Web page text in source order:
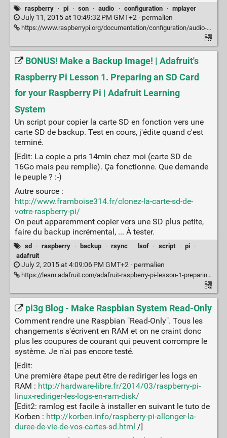
raspberry · pi · son · audio · configuration · mplayer
July 11, 2015 at 10:49:32 PM GMT+2 · permalien
https://www.raspberrypi.org/documentation/configuration/audio-config.md
BONUS! Make a Backup Image! | Adafruit's
Raspberry Pi Lesson 1. Preparing an SD Card
for your Raspberry Pi | Adafruit Learning
System
Un script pour copier la carte SD en fonction vers une
carte SD de backup. Test en cours, j'édite quand c'est
terminé.
[Edit: La copie a pris 14min chez moi (carte SD de
16Go mais peu remplie). Ça fonctionne. Que demande
le peuple ? :-)
Autre source :
http://www.framboise314.fr/clonez-la-carte-sd-de-
votre-raspberry-pi/
On peut apparemment copier vers une SD plus petite,
faire du backup incrémental, ... À tester.
sd · raspberry · backup · rsync · lsof · script · pi ·
adafruit
July 2, 2015 at 4:09:06 PM GMT+2 · permalien
https://learn.adafruit.com/adafruit-raspberry-pi-lesson-1-preparing-and-sd-card-for-your-raspberry-pi/make-a-backup-image
pi3g Blog - Make Raspbian System Read-Only
Comment rendre une Raspbian "Read-Only". Tous les
changements s'écrivent en RAM et on ne craint donc
plus les coupures de courant qui peuvent corrompre le
système. Je n'ai pas encore testé.
[Edit:
Une première étape peut être de rediriger les logs en
RAM : http://hardware-libre.fr/2014/03/raspberry-pi-
linux-rediriger-les-logs-en-ram-disk/
[Edit2: ramlog est facile à installer en suivant le tuto de
Korben : http://korben.info/raspberry-pi-allonger-la-
duree-de-vie-de-vos-cartes-sd.html /]